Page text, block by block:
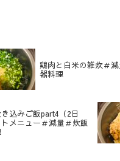
鶏肉と白米の雑炊＃
器料理
込みご飯part4（2日
メニュー＃減量＃炊飯